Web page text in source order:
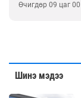
Өчигдөр 09 цаг
Шинэ мэдээ